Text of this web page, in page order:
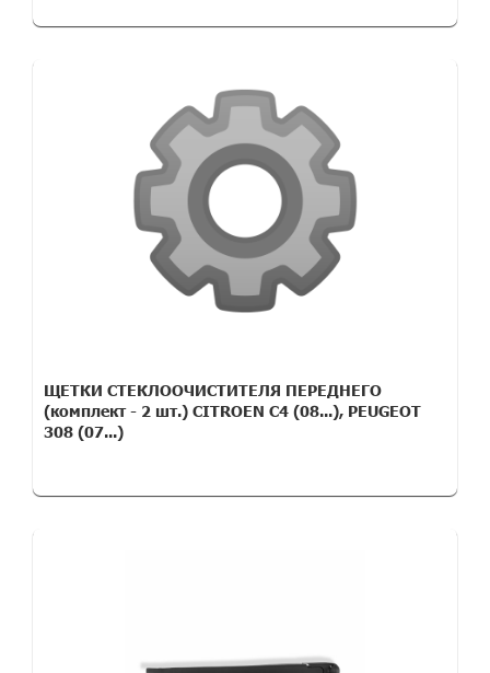
ЩЕТКИ СТЕКЛООЧИСТИТЕЛЯ ПЕРЕДНЕГО
(комплект - 2 шт.) CITROEN C4 (08...), PEUGEOT
308 (07...)